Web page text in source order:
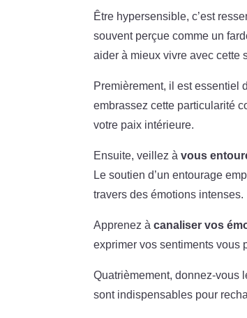
Être hypersensible, c’est
souvent perçue comme un
aider à mieux vivre avec cette
Premièrement, il est essentiel
embrassez cette particularité
votre paix intérieure.
Ensuite, veillez àvous
Le soutien d’un entourage
travers des émotions intenses.
Apprenez àcanaliser vos
exprimer vos sentiments vous
Quatrièmement, donnez-vous
sont indispensables pour